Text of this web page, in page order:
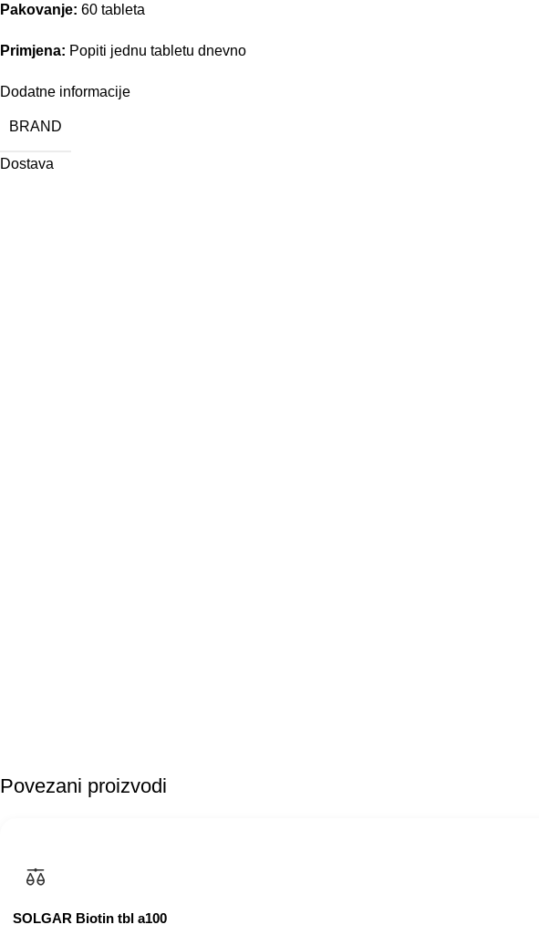
Pakovanje: 60 tableta
Primjena: Popiti jednu tabletu dnevno
Dodatne informacije
BRAND
Dostava
Povezani proizvodi
SOLGAR Biotin tbl a100